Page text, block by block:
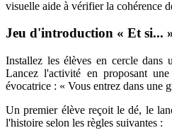
visuelle aide à vérifier la cohérence
Jeu d'introduction « Et si...
Installez les élèves en cercle dans
Lancez l'activité en proposant
évocatrice : « Vous entrez dans une
Un premier élève reçoit le dé, le
l'histoire selon les règles suivantes :